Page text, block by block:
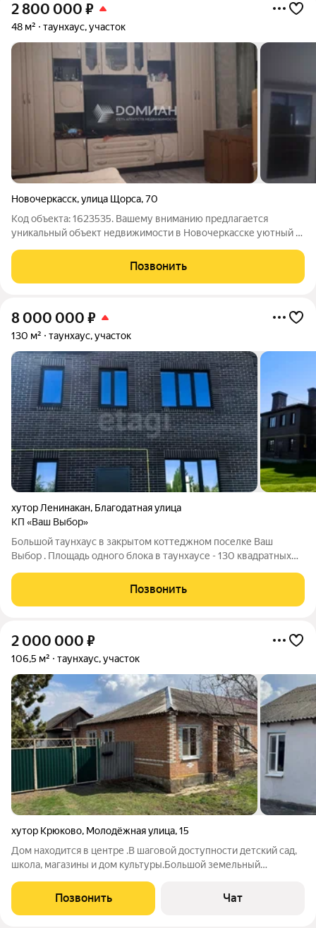
2 800 000 ₽
48 м² таунхаус, участок
Новочеркасск,улица Щорса,70
Код объекта: 1623535. Вашему вниманию предлагается
уникальный объект недвижимости в Новочеркасске уютный и
место для тех, кто ценит комфорт и уют. Дом площадью 48 кв.
м построен из кирпича,
Позвонить
8 000 000 ₽
130 м² таунхаус, участок
хутор Ленинакан, Благодатная улица
КП «Ваш Выбор»
Большой таунхаус в закрытом коттеджном поселке Ваш
Выбор . Площадь одного блока в таунхаусе - 130 квадратных
,котельная , кухня-гостиная . Очень удобная планировка ,
красивый облицовочный
Позвонить
2 000 000 ₽
106,5 м² таунхаус, участок
хутор Крюково, Молодёжная улица,15
Дом находится в центре .В шаговой доступности детский сад,
школа, магазины и дом культуры.Большой земельный
Позвонить Чат